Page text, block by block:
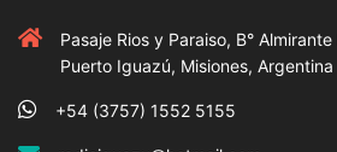
Pasaje Rios y Paraiso, B° Almirante
Puerto Iguazú, Misiones, Argentina
+54 (3757) 1552 5155